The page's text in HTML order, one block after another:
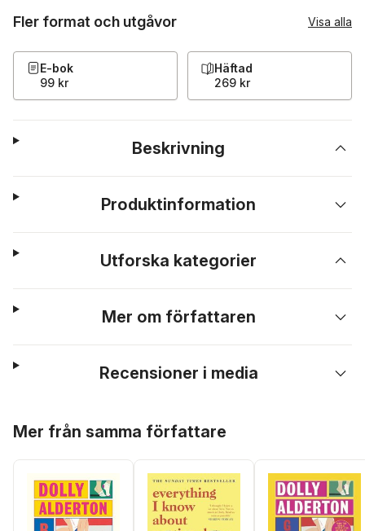
Fler format och utgåvor Visa alla
E-bok
99 kr
Häftad
269 kr
Beskrivning
Produktinformation
Utforska kategorier
Mer om författaren
Recensioner i media
Mer från samma författare